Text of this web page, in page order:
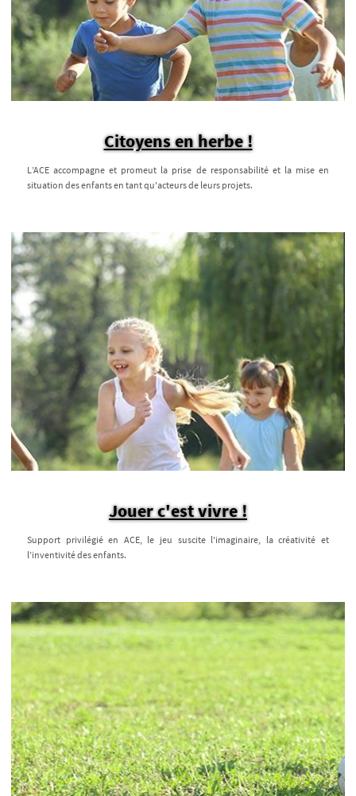
Citoyens en herbe !
L’ACE accompagne et promeut la prise de responsabilité et la mise en
situation des enfants en tant qu'acteurs de leurs projets.
Jouer c'est vivre !
Support privilégié en ACE, le jeu suscite l'imaginaire, la créativité et
l’inventivité des enfants.